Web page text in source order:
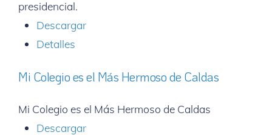
presidencial.
Descargar
Detalles
Mi Colegio es el Más Hermoso de Caldas
Mi Colegio es el Más Hermoso de Caldas
Descargar